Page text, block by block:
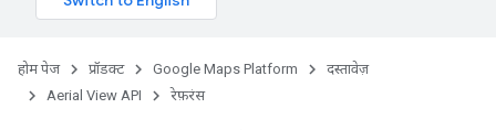
होम पेज प्रॉडक्ट Google Maps Platform
दस्तावेज़
Aerial View API
रेफ़रंस